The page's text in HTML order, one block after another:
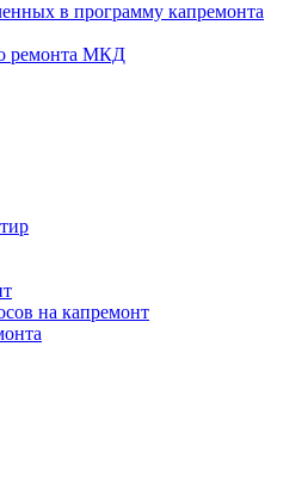
в программу капремонта
ремонта МКД
на капремонт